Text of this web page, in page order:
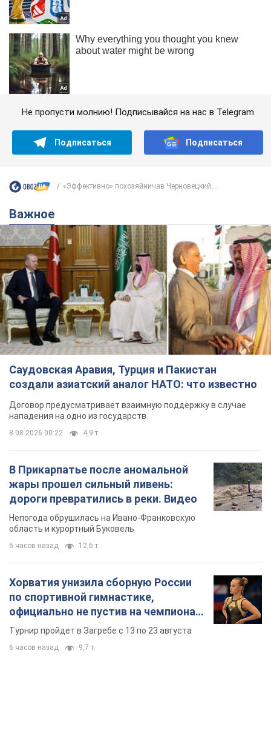
Не пропусти молнию! Подписывайся на нас в Telegram
Подписаться Подписаться
«Эффективно» похозяйничав Черновецкий...
Важное
Саудовская Аравия, Турция и Пакистан
создали азиатский аналог НАТО: что известно
Договор предусматривает взаимную поддержку в случае
нападения на одно из государств
8.08.2026 00:22 4,9 т.
В Прикарпатье после аномальной
жары прошел сильный ливень:
дороги превратились в реки. Видео
Непогода обрушилась на Ивано-Франковскую
область и курортный Буковель
6 часов назад 12,6 т.
Хорватия унизила сборную России
по спортивной гимнастике,
официально не пустив на чемпионат
Европы основных спортсменов
Турнир пройдет в Загребе с 13 по 23 августа
6 часов назад 9,7 т.